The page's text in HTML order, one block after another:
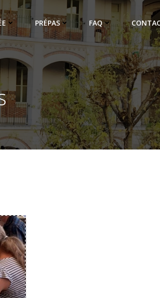
PRÉPAS FAQ